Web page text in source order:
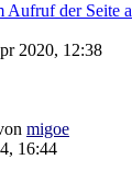
Aufruf der Seite
2020, 12:38
migoe
16:44